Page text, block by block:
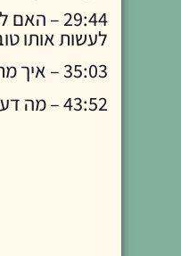
29:44 –
לעשות אותו
35:03 – איך מתמודדים בצורה הכי אפקטיבית עם משברים תקשורתיים?
43:52 – מה דעתך על קמפיינים שליליים בתקשורת?